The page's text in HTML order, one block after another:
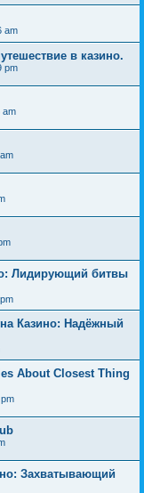
am
в казино.
pm
am
Лидирующий битвы
Казино: Надёжный
About Closest Thing
Захватывающий